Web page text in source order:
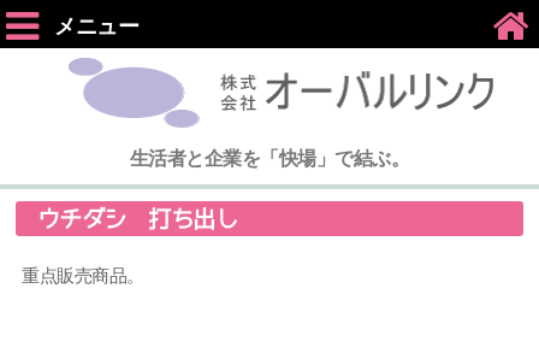
メニュー
生活者と企業を「快場」で結ぶ。
ウチダシ 打ち出し
重点販売商品。